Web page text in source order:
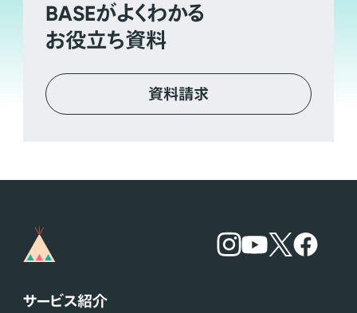
BASEがよくわかる
お役立ち資料
資料請求
サービス紹介